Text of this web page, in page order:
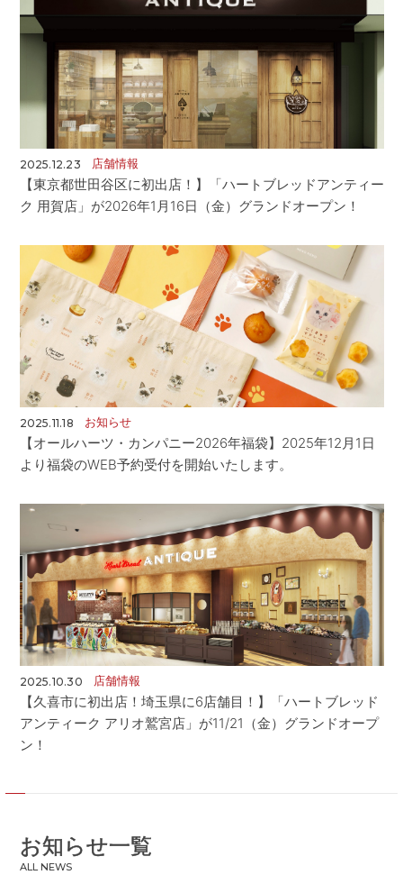
2025.12.23 店舗情報
【東京都世田谷区に初出店！】「ハートブレッドアンティー
ク 用賀店」が2026年1月16日（金）グランドオープン！
2025.11.18 お知らせ
【オールハーツ・カンパニー2026年福袋】2025年12月1日
より福袋のWEB予約受付を開始いたします。
2025.10.30 店舗情報
【久喜市に初出店！埼玉県に6店舗目！】「ハートブレッド
アンティーク アリオ鷲宮店」が11/21（金）グランドオープ
ン！
お知らせ一覧
ALL NEWS